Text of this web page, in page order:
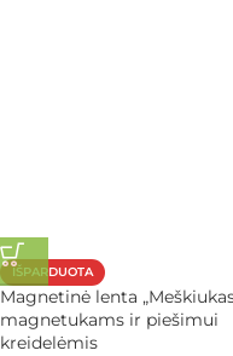
IŠPARDUOTA
Magnetinė lenta
magnetukams ir piešimui
kreidelėmis